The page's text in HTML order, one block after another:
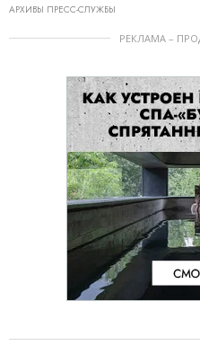
АРХИВЫ ПРЕСС-СЛУЖБЫ
РЕКЛАМА –